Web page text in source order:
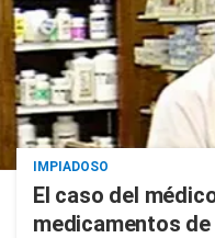
IMPIADOSO
El caso del
medicamentos